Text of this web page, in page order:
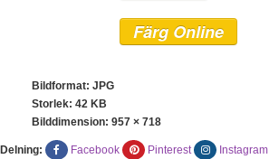
Färg Online
Bildformat: JPG
Storlek: 42 KB
Bilddimension: 957 × 718
Delning: Facebook Pinterest Instagram